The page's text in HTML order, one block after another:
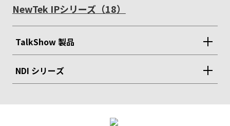
TriCaster 8000（22）
TriCaster CS（4）
NewTek IPシリーズ（18）
TalkShow 製品
Talkshow（13）
TalkShow VS 100（6）
NDI シリーズ